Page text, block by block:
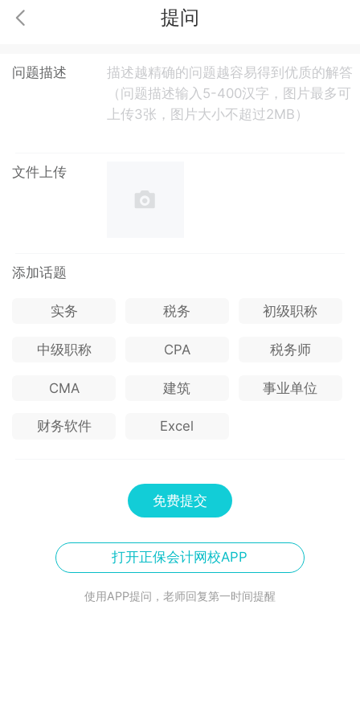
提问
问题描述
文件上传
添加话题
实务 税务 初级职称
中级职称 CPA 税务师
CMA 建筑 事业单位
财务软件 Excel
免费提交
打开正保会计网校APP
使用APP提问，老师回复第一时间提醒